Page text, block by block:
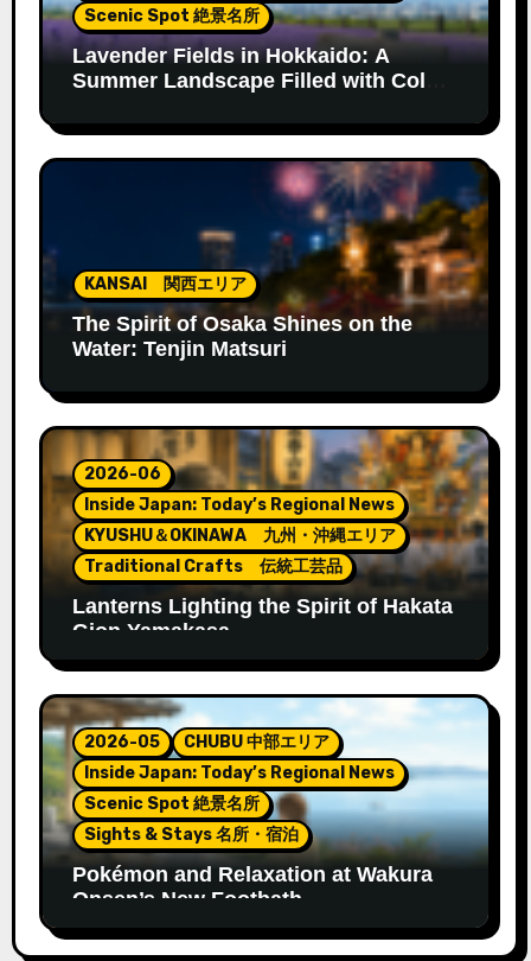
Scenic Spot 絶景名所
Lavender Fields in Hokkaido: A
Summer Landscape Filled with Color
KANSAI 関西エリア
The Spirit of Osaka Shines on the
Water: Tenjin Matsuri
2026-06
Inside Japan: Today’s Regional News
KYUSHU＆OKINAWA 九州・沖縄エリア
Traditional Crafts 伝統工芸品
Lanterns Lighting the Spirit of Hakata
Gion Yamakasa
2026-05
CHUBU 中部エリア
Inside Japan: Today’s Regional News
Scenic Spot 絶景名所
Sights & Stays 名所・宿泊
Pokémon and Relaxation at Wakura
Onsen’s New Footbath